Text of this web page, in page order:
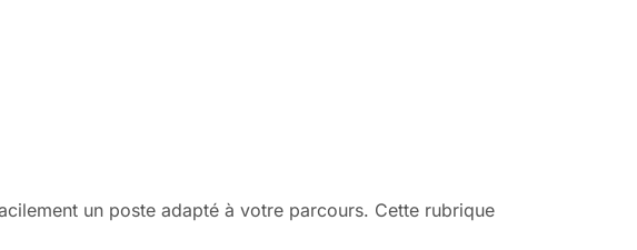
un poste adapté à votre parcours. Cette rubrique